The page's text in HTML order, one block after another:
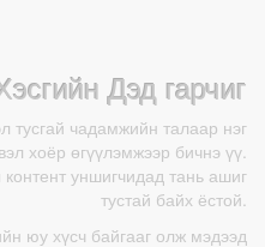
Дэд гарчиг
тусгай чадамжийн талаар нэг
хоёр өгүүлэмжээр бичнэ үү.
уншигчидад тань ашиг
тустай байх ёстой.
юу хүсч байгааг олж мэдээд